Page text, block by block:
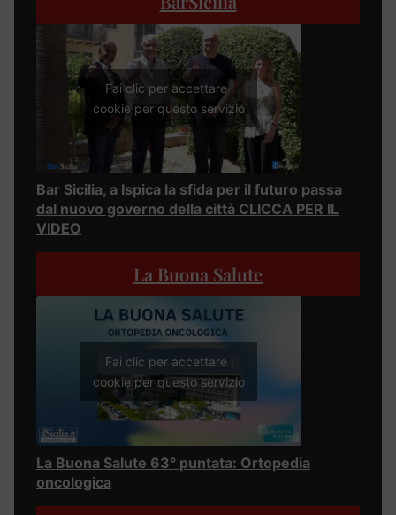
Fai clic per accettare i
cookie per questo servizio
Bar Sicilia, a Ispica la sfida per il futuro passa
dal nuovo governo della città CLICCA PER IL
VIDEO
La Buona Salute
Fai clic per accettare i
cookie per questo servizio
La Buona Salute 63° puntata: Ortopedia
oncologica